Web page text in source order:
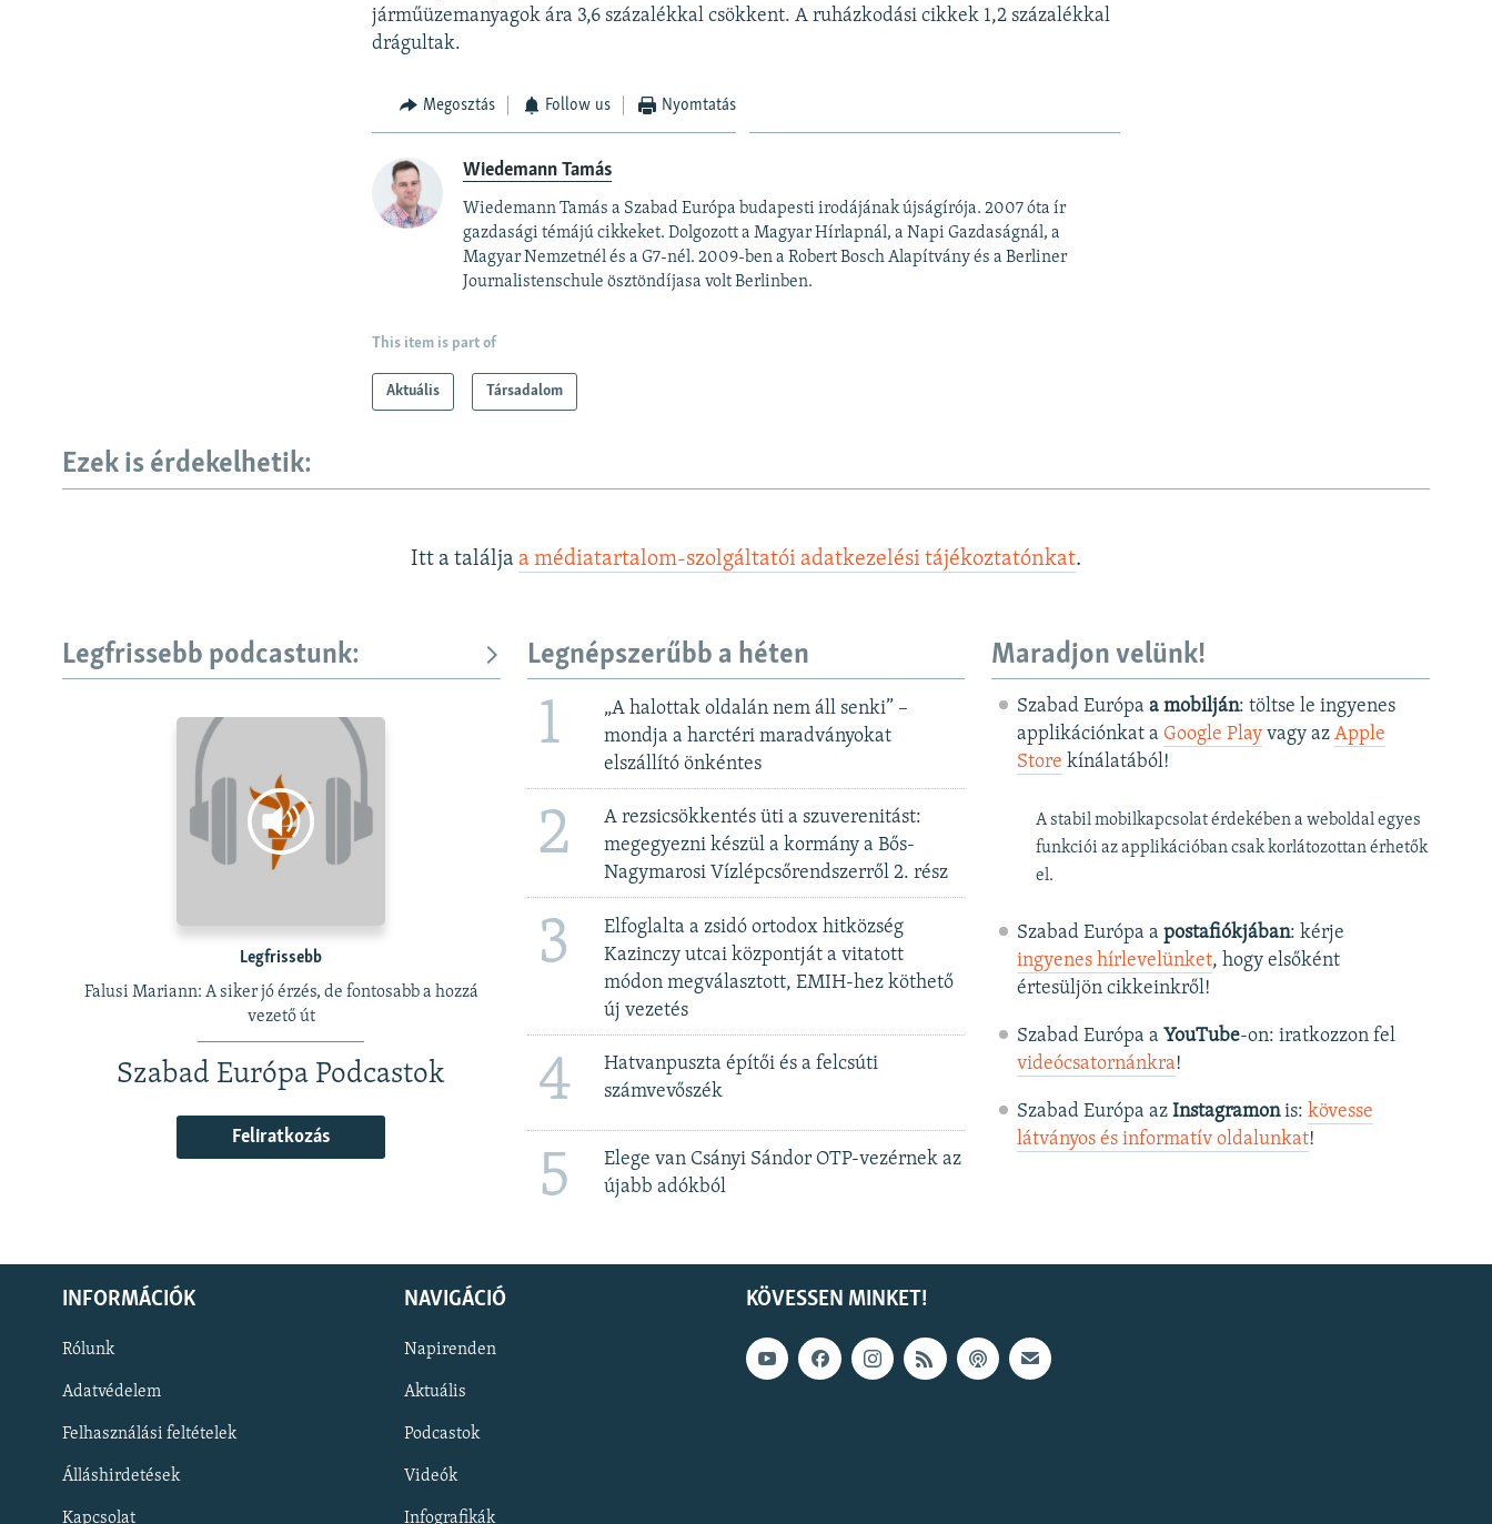
járműüzemanyagok ára 3,6 százalékkal csökkent. A ruházkodási cikkek 1,2 százalékkal
drágultak.
Megosztás Follow us Nyomtatás
Wiedemann Tamás
Wiedemann Tamás a Szabad Európa budapesti irodájának újságírója. 2007 óta ír
gazdasági témájú cikkeket. Dolgozott a Magyar Hírlapnál, a Napi Gazdaságnál, a
Magyar Nemzetnél és a G7-nél. 2009-ben a Robert Bosch Alapítvány és a Berliner
Journalistenschule ösztöndíjasa volt Berlinben.
This item is part of
Aktuális Társadalom
Ezek is érdekelhetik:
Itt a találja a médiatartalom-szolgáltatói adatkezelési tájékoztatónkat.
Legfrissebb podcastunk:
Legfrissebb
Falusi Mariann: A siker jó érzés, de fontosabb a hozzá
vezető út
Szabad Európa Podcastok
Feliratkozás
Legnépszerűbb a héten
1
„A halottak oldalán nem áll senki” –
mondja a harctéri maradványokat
elszállító önkéntes
2
A rezsicsökkentés üti a szuverenitást:
megegyezni készül a kormány a Bős-
Nagymarosi Vízlépcsőrendszerről 2. rész
3
Elfoglalta a zsidó ortodox hitközség
Kazinczy utcai központját a vitatott
módon megválasztott, EMIH-hez köthető
új vezetés
4
Hatvanpuszta építői és a felcsúti
számvevőszék
5
Elege van Csányi Sándor OTP-vezérnek az
újabb adókból
Maradjon velünk!
Szabad Európa a mobilján: töltse le ingyenes
applikációnkat a Google Playvagy az Apple
Store kínálatából!
A stabil mobilkapcsolat érdekében a weboldal egyes
funkciói az applikációban csak korlátozottan érhetők
el.
Szabad Európa a postafiókjában: kérje
ingyenes hírlevelünket, hogy elsőként
értesüljön cikkeinkről!
Szabad Európa a YouTube-on: iratkozzon fel
videócsatornánkra!
Szabad Európa az Instagramonis: kövesse
látványos és informatív oldalunkat! ​
KÖVESSEN MINKET!
INFORMÁCIÓK
Rólunk
Adatvédelem
Felhasználási feltételek
Álláshirdetések
Kapcsolat
NAVIGÁCIÓ
Napirenden
Aktuális
Podcastok
Videók
Infografikák